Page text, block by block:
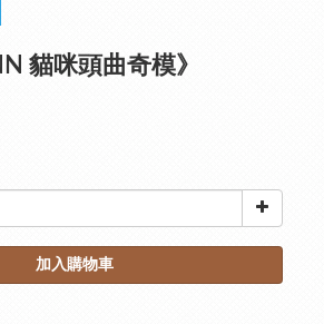
貓咪頭曲奇模》
加入購物車